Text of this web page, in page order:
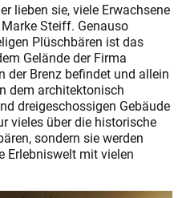
lieben sie, viele Erwachsene
Steiff. Genauso
Plüschbären ist das
Gelände der Firma
der Brenz befindet und allein
dem architektonisch
dreigeschossigen Gebäude
vieles über die historische
sondern sie werden
Erlebniswelt mit vielen